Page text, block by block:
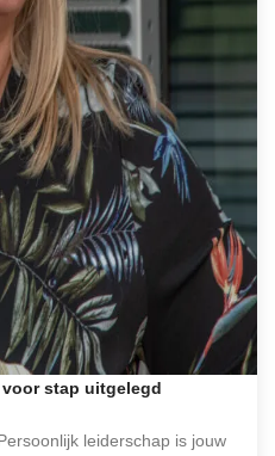
stap uitgelegd
leiderschap is jouw